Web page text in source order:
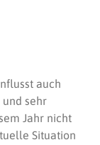
auch
und sehr
Jahr nicht
Situation